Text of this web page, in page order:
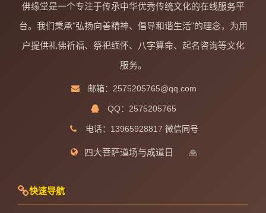
佛缘堂是一个专注于传承中华优秀传统文化的在线服务平
台。我们秉承"弘扬向善精神、倡导和谐生活"的理念，为用
户提供礼佛祈福、祭祀缅怀、八字算命、起名咨询等文化
服务。
邮箱：2575205765@qq.com
QQ：2575205765
电话：13965928817 微信同号
四大菩萨道场与成道日 🙏
快速导航